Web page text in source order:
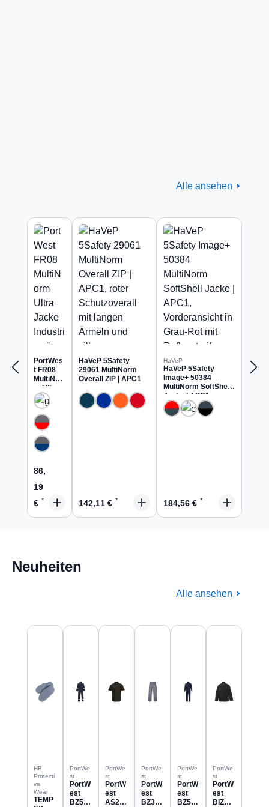
EN ISO 11612 zertifiziert
Produkte ansehen
Alle ansehen
Produktgalerie überspringen
PortWes
t FR08
MultiNor
m Ultra
Jacke
Industrie
wäsche
geeignet
Regulärer Preis:
86,
19
€
HaVeP 5Safety
29061 MultiNorm
Overall ZIP | APC1
Regulärer Preis:
142,11 €
HaVeP
HaVeP 5Safety
Image+ 50384
MultiNorm SoftShell
Jacke | APC1
Regulärer Preis:
184,56 €
Neuheiten
Alle ansehen
Produktgalerie überspringen
HB
Protecti
ve
Wear
TEMP
PortWe
st
PortW
est
BZ506
PortWe
st
PortW
est
AS21
PortWe
st
PortW
est
BZ31
PortWe
st
PortW
est
BZ523
PortWe
st
PortW
est
BIZ2